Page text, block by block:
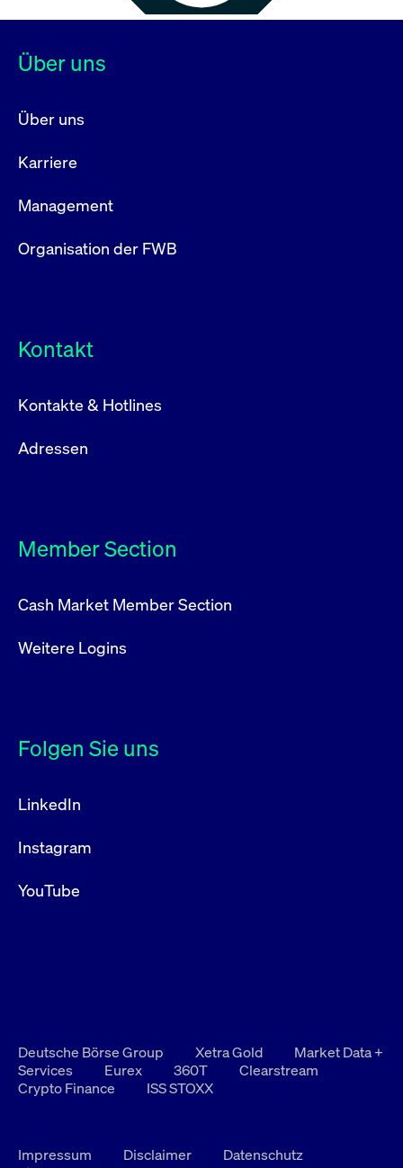
Über uns
Über uns
Karriere
Management
Organisation der FWB
Kontakt
Kontakte & Hotlines
Adressen
Member Section
Cash Market Member Section
Weitere Logins
Folgen Sie uns
LinkedIn
Instagram
YouTube
Deutsche Börse Group Xetra Gold
Market Data +
Services
Eurex 360T
Clearstream
Crypto Finance
ISS STOXX
Impressum Disclaimer
Datenschutz